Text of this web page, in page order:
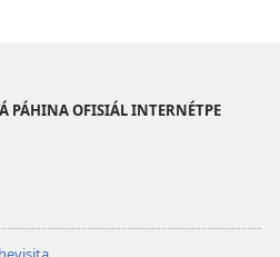
PÁHINA OFISIÁL INTERNÉTPE